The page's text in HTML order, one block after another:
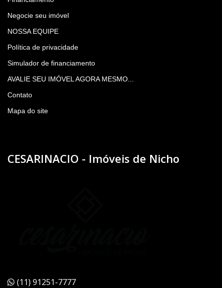
Negocie seu imóvel
NOSSA EQUIPE
Política de privacidade
Simulador de financiamento
AVALIE SEU IMÓVEL AGORA MESMO...
Contato
Mapa do site
CESARINACIO - Imóveis de Nicho
(11) 91251-7777